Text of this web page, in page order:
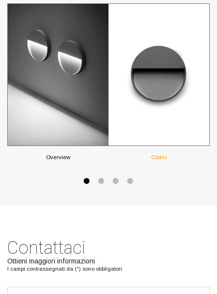
Overview Codici
Contattaci
Ottieni maggiori informazioni
I campi contrassegnati da (*) sono obbligatori.